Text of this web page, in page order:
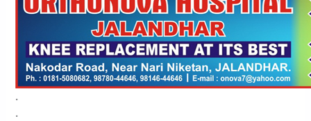
.
.